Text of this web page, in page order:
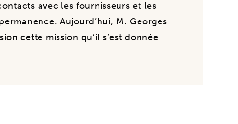
avec les fournisseurs et les
Aujourd’hui, M. Georges
cette mission qu’il s’est donnée